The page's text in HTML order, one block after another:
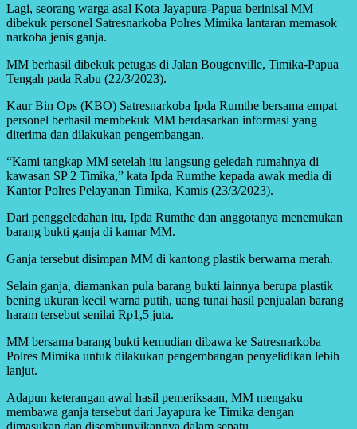
Lagi, seorang warga asal Kota Jayapura-Papua berinisal MM
dibekuk personel Satresnarkoba Polres Mimika lantaran memasok
narkoba jenis ganja.
MM berhasil dibekuk petugas di Jalan Bougenville, Timika-Papua
Tengah pada Rabu (22/3/2023).
Kaur Bin Ops (KBO) Satresnarkoba Ipda Rumthe bersama empat
personel berhasil membekuk MM berdasarkan informasi yang
diterima dan dilakukan pengembangan.
“Kami tangkap MM setelah itu langsung geledah rumahnya di
kawasan SP 2 Timika,” kata Ipda Rumthe kepada awak media di
Kantor Polres Pelayanan Timika, Kamis (23/3/2023).
Dari penggeledahan itu, Ipda Rumthe dan anggotanya menemukan
barang bukti ganja di kamar MM.
Ganja tersebut disimpan MM di kantong plastik berwarna merah.
Selain ganja, diamankan pula barang bukti lainnya berupa plastik
bening ukuran kecil warna putih, uang tunai hasil penjualan barang
haram tersebut senilai Rp1,5 juta.
MM bersama barang bukti kemudian dibawa ke Satresnarkoba
Polres Mimika untuk dilakukan pengembangan penyelidikan lebih
lanjut.
Adapun keterangan awal hasil pemeriksaan, MM mengaku
membawa ganja tersebut dari Jayapura ke Timika dengan
dimasukan dan disembunyikannya dalam sepatu.